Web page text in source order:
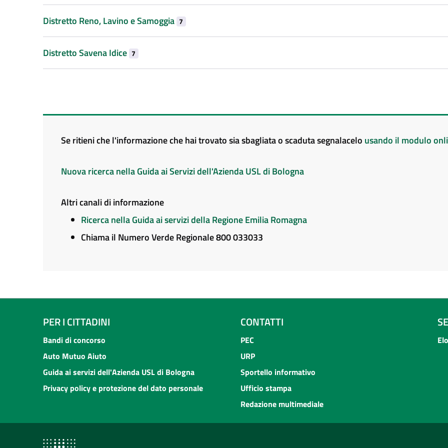
Distretto Reno, Lavino e Samoggia 7
Distretto Savena Idice 7
Se ritieni che l'informazione che hai trovato sia sbagliata o scaduta segnalacelo usando il modulo
Nuova ricerca nella Guida ai Servizi dell'Azienda USL di Bologna
Altri canali di informazione
Ricerca nella Guida ai servizi della Regione Emilia Romagna
Chiama il Numero Verde Regionale 800 033033
PER I CITTADINI
Bandi di concorso
Auto Mutuo Aiuto
Guida ai servizi dell'Azienda USL di Bologna
Privacy policy e protezione del dato personale
CONTATTI
PEC
URP
Sportello informativo
Ufficio stampa
Redazione multimediale